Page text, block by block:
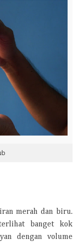
merah dan biru.
banget kok
dengan volume